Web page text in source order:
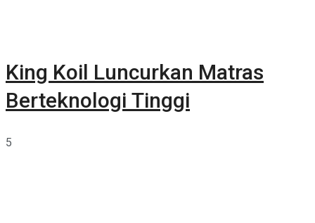
King Koil Luncurkan Matras
Berteknologi Tinggi
5